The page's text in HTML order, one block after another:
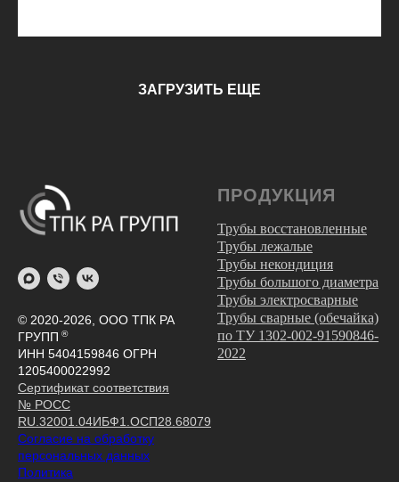
ЗАГРУЗИТЬ ЕЩЕ
© 2020-2026, ООО ТПК РА
ГРУПП ®
ИНН 5404159846 ОГРН
1205400022992
Сертификат соответствия
№ РОСС
RU.32001.04ИБФ1.ОСП28.68079
Согласие на обработку
персональных данных
Политика
ПРОДУКЦИЯ
Трубы восстановленные
Трубы лежалые
Трубы некондиция
Трубы большого диаметра
Трубы электросварные
Трубы сварные (обечайка)
по ТУ 1302-002-91590846-
2022